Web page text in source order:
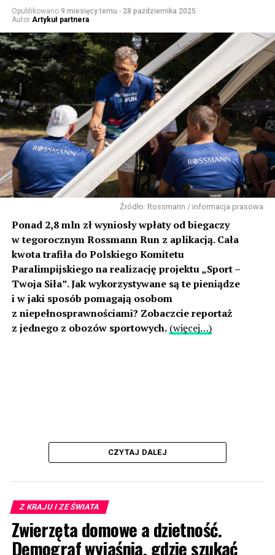
Opublikowano 9 miesięcy temu - 28 października 2025
Autor Artykuł partnera
Źródło: Rossmann / informacja prasowa
Ponad 2,8 mln zł wyniosły wpłaty od biegaczy
w tegorocznym Rossmann Run z aplikacją. Cała
kwota trafiła do Polskiego Komitetu
Paralimpijskiego na realizację projektu „Sport –
Twoja Siła”. Jak wykorzystywane są te pieniądze
i w jaki sposób pomagają osobom
z niepełnosprawnościami? Zobaczcie reportaż
z jednego z obozów sportowych. (więcej…)
CZYTAJ DALEJ
Z KRAJU I ZE ŚWIATA
Zwierzęta domowe a dzietność.
Demograf wyjaśnia, gdzie szukać